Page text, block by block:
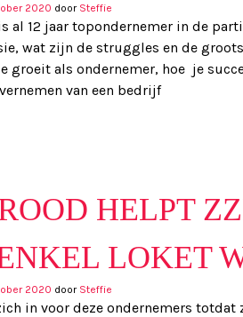
2020 door Steffie
al 12 jaar topondernemer in de
wat zijn de struggles en de
groeit als ondernemer, hoe je
van een bedrijf
HELPT
LOKET
2020 door Steffie
in voor deze ondernemers